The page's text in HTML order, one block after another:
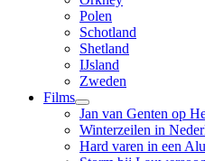
Polen
Schotland
Shetland
IJsland
Zweden
Films
Jan van Genten op
Winterzeilen in
Hard varen in een